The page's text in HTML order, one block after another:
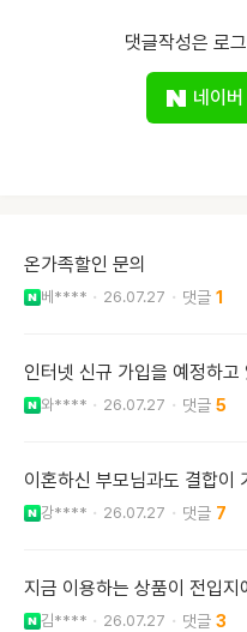
댓글작성은 로
네이
온가족할인 문의
베**** 26.07.27 1
인터넷 신규 가입을 예정하고
와**** 26.07.27 5
이혼하신 부모님과도 결합이
강**** 26.07.27 7
지금 이용하는 상품이 전입
김**** 26.07.27 3